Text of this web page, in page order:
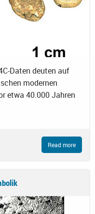
Daten deuten auf
modernen
etwa 40.000 Jahren
Read more